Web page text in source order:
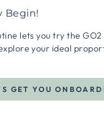
Begin!
lets you try the
your ideal
GET YOU